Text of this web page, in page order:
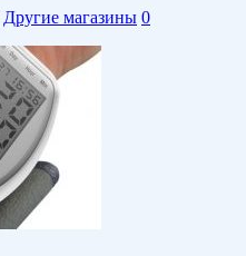
Другие магазины 0